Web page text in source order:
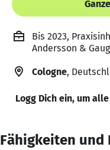
Bis 2023,
Andersson &
Cologne,
Logg Dich ein, um
Fähigkeiten und